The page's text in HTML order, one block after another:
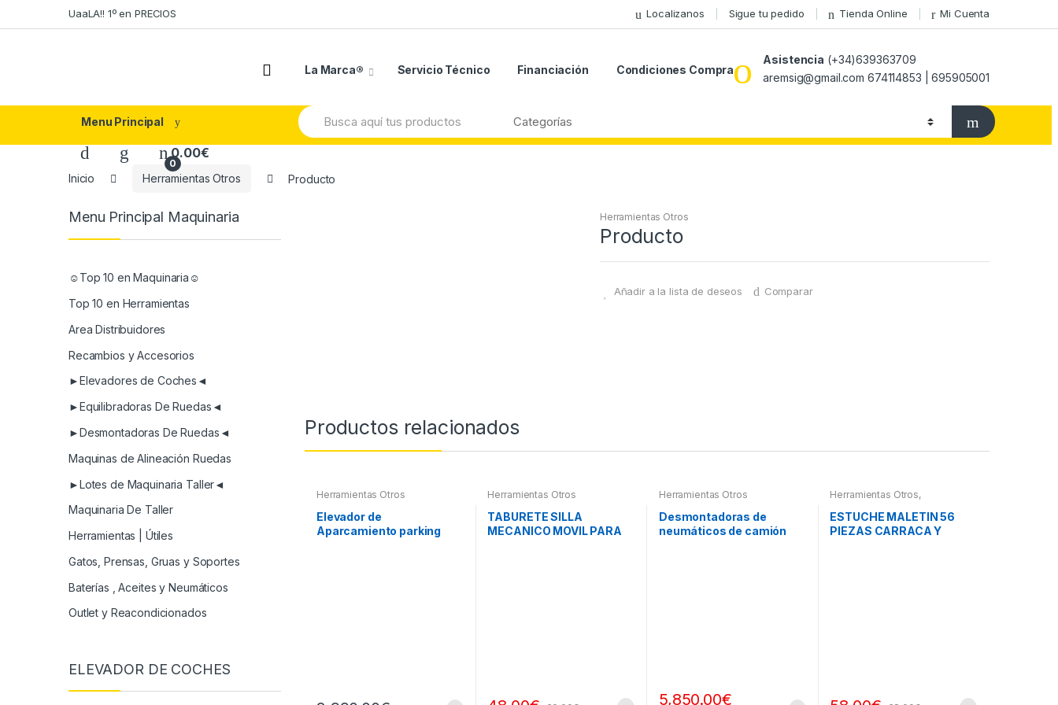
to
to
UaaLA!! 1º en PRECIOS Localizanos Sigue tu pedido Tienda Online Mi Cuenta
La Marca® Servicio Técnico Financiación Condiciones Compra
Asistencia (+34)639363709
aremsig@gmail.com 674114853 | 695905001
Menu Principal
Search
for:
0
0.00€
Inicio Herramientas Otros Producto
Herramientas Otros
Producto
Añadir a la lista de deseos Comparar
Productos relacionados
Herramientas Otros
Elevador de
Aparcamiento parking
Herramientas Otros
TABURETE SILLA
MECANICO MOVIL PARA
Herramientas Otros
Desmontadoras de
neumáticos de camión
5,850.00€
Herramientas Otros,
Herramientas De Mano,
Maletines Herramientas,
Extractores, Compresímetros,
ESTUCHE MALETIN 56
PIEZAS CARRACA Y
Menu Principal Maquinaria
☺Top 10 en Maquinaria☺
Top 10 en Herramientas
Area Distribuidores
Recambios y Accesorios
►Elevadores de Coches◄
►Equilibradoras De Ruedas◄
►Desmontadoras De Ruedas◄
Maquinas de Alineación Ruedas
►Lotes de Maquinaria Taller◄
Maquinaria De Taller
Herramientas | Útiles
Gatos, Prensas, Gruas y Soportes
Baterías , Aceites y Neumáticos
Outlet y Reacondicionados
ELEVADOR DE COCHES